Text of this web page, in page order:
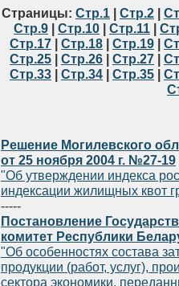
Страницы: Стр.1 | Стр.2 |
Стр.9 | Стр.10 | Стр.11 |
Стр.17 | Стр.18 | Стр.19 |
Стр.25 | Стр.26 | Стр.27 |
Стр.33 | Стр.34 | Стр.35 |
Решение Могилевского
от 25 ноября 2004 г. №27-19
"Об утверждении индекса
индексации жилищных квот
-----
Постановление
комитет Республики
"Об особенностях состава
продукции (работ, услуг),
сектора экономики,